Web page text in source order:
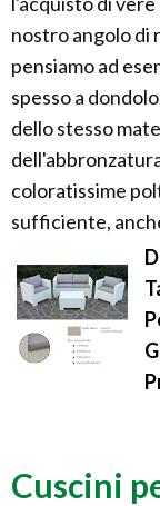
nostro angolo di
pensiamo ad
spesso a
dello stesso
coloratissime
sufficiente,
Cuscini